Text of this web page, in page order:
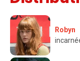
Robyn